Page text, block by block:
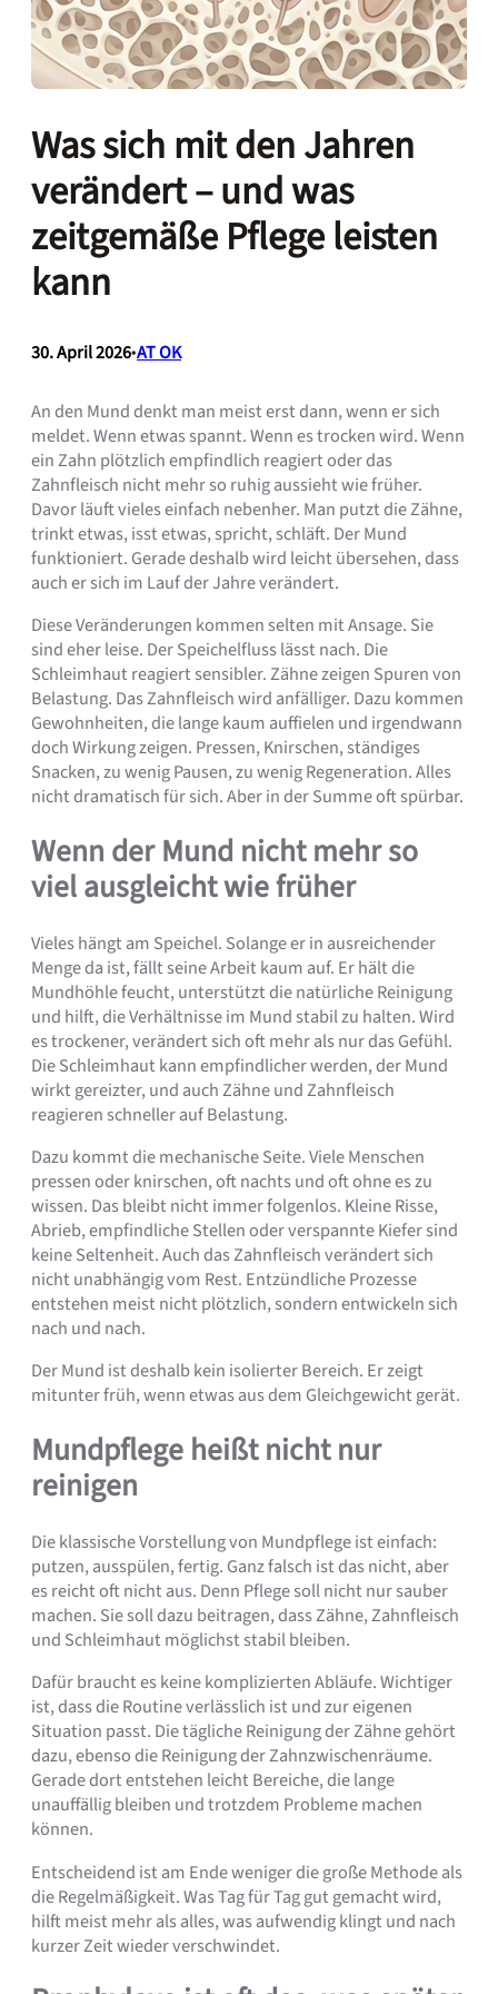
Was sich mit den Jahren
verändert – und was
zeitgemäße Pflege leisten
kann
30. April 2026•AT OK
An den Mund denkt man meist erst dann, wenn er sich
meldet. Wenn etwas spannt. Wenn es trocken wird. Wenn
ein Zahn plötzlich empfindlich reagiert oder das
Zahnfleisch nicht mehr so ruhig aussieht wie früher.
Davor läuft vieles einfach nebenher. Man putzt die Zähne,
trinkt etwas, isst etwas, spricht, schläft. Der Mund
funktioniert. Gerade deshalb wird leicht übersehen, dass
auch er sich im Lauf der Jahre verändert.
Diese Veränderungen kommen selten mit Ansage. Sie
sind eher leise. Der Speichelfluss lässt nach. Die
Schleimhaut reagiert sensibler. Zähne zeigen Spuren von
Belastung. Das Zahnfleisch wird anfälliger. Dazu kommen
Gewohnheiten, die lange kaum auffielen und irgendwann
doch Wirkung zeigen. Pressen, Knirschen, ständiges
Snacken, zu wenig Pausen, zu wenig Regeneration. Alles
nicht dramatisch für sich. Aber in der Summe oft spürbar.
Wenn der Mund nicht mehr so
viel ausgleicht wie früher
Vieles hängt am Speichel. Solange er in ausreichender
Menge da ist, fällt seine Arbeit kaum auf. Er hält die
Mundhöhle feucht, unterstützt die natürliche Reinigung
und hilft, die Verhältnisse im Mund stabil zu halten. Wird
es trockener, verändert sich oft mehr als nur das Gefühl.
Die Schleimhaut kann empfindlicher werden, der Mund
wirkt gereizter, und auch Zähne und Zahnfleisch
reagieren schneller auf Belastung.
Dazu kommt die mechanische Seite. Viele Menschen
pressen oder knirschen, oft nachts und oft ohne es zu
wissen. Das bleibt nicht immer folgenlos. Kleine Risse,
Abrieb, empfindliche Stellen oder verspannte Kiefer sind
keine Seltenheit. Auch das Zahnfleisch verändert sich
nicht unabhängig vom Rest. Entzündliche Prozesse
entstehen meist nicht plötzlich, sondern entwickeln sich
nach und nach.
Der Mund ist deshalb kein isolierter Bereich. Er zeigt
mitunter früh, wenn etwas aus dem Gleichgewicht gerät.
Mundpflege heißt nicht nur
reinigen
Die klassische Vorstellung von Mundpflege ist einfach:
putzen, ausspülen, fertig. Ganz falsch ist das nicht, aber
es reicht oft nicht aus. Denn Pflege soll nicht nur sauber
machen. Sie soll dazu beitragen, dass Zähne, Zahnfleisch
und Schleimhaut möglichst stabil bleiben.
Dafür braucht es keine komplizierten Abläufe. Wichtiger
ist, dass die Routine verlässlich ist und zur eigenen
Situation passt. Die tägliche Reinigung der Zähne gehört
dazu, ebenso die Reinigung der Zahnzwischenräume.
Gerade dort entstehen leicht Bereiche, die lange
unauffällig bleiben und trotzdem Probleme machen
können.
Entscheidend ist am Ende weniger die große Methode als
die Regelmäßigkeit. Was Tag für Tag gut gemacht wird,
hilft meist mehr als alles, was aufwendig klingt und nach
kurzer Zeit wieder verschwindet.